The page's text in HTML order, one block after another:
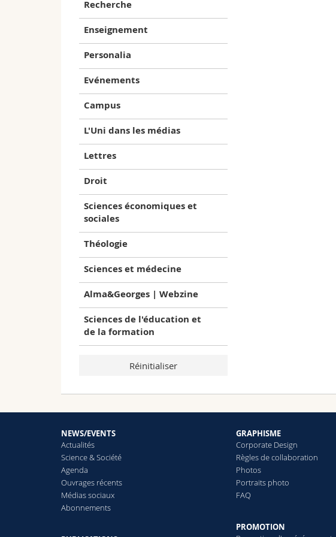
Recherche
Enseignement
Personalia
Evénements
Campus
L'Uni dans les médias
Lettres
Droit
Sciences économiques et
sociales
Théologie
Sciences et médecine
Alma&Georges | Webzine
Sciences de l'éducation et
de la formation
NEWS/EVENTS
Actualités
Science & Société
Agenda
Ouvrages récents
Médias sociaux
Abonnements
GRAPHISME
Corporate Design
Règles de collaboration
Photos
Portraits photo
FAQ
PROMOTION